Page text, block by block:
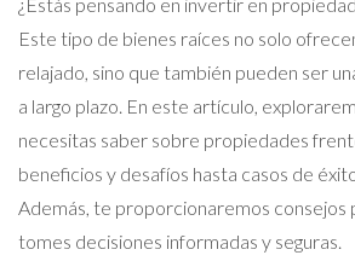
Este tipo de bienes raíces no solo
relajado, sino que también pueden ser
a largo plazo. En este artículo,
necesitas saber sobre propiedades
beneficios y desafíos hasta casos de
Además, te proporcionaremos consejos
tomes decisiones informadas y seguras.